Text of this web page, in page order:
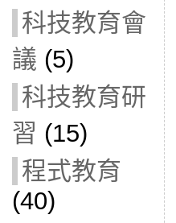
科技教育會
議 (5)
科技教育研
習 (15)
程式教育
(40)